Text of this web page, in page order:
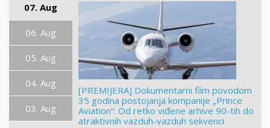
07. Aug
06. Aug
05. Aug
04. Aug
03. Aug
[PREMIJERA] Dokumentarni film povodom
35 godina postojanja kompanije „Prince
Aviation“: Od retko viđene arhive 90-tih do
atraktivnih vazduh-vazduh sekvenci